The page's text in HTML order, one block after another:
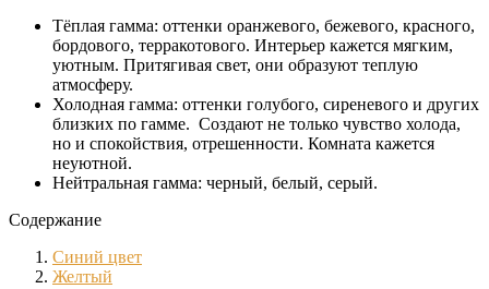
Тёплая гамма: оттенки оранжевого, бежевого, красного,
бордового, терракотового. Интерьер кажется мягким,
уютным. Притягивая свет, они образуют теплую
атмосферу.
Холодная гамма: оттенки голубого, сиреневого и других
близких по гамме. Создают не только чувство холода,
но и спокойствия, отрешенности. Комната кажется
неуютной.
Нейтральная гамма: черный, белый, серый.
Содержание
Синий цвет
Желтый